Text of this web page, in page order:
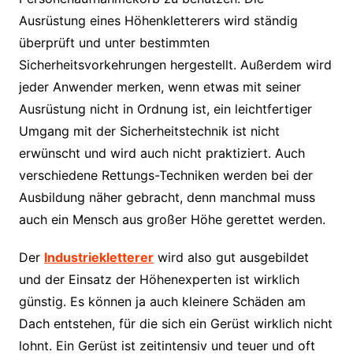
Ausrüstung eines Höhenkletterers wird ständig
überprüft und unter bestimmten
Sicherheitsvorkehrungen hergestellt. Außerdem wird
jeder Anwender merken, wenn etwas mit seiner
Ausrüstung nicht in Ordnung ist, ein leichtfertiger
Umgang mit der Sicherheitstechnik ist nicht
erwünscht und wird auch nicht praktiziert. Auch
verschiedene Rettungs-Techniken werden bei der
Ausbildung näher gebracht, denn manchmal muss
auch ein Mensch aus großer Höhe gerettet werden.
Der Industrieklettererwird also gut ausgebildet
und der Einsatz der Höhenexperten ist wirklich
günstig. Es können ja auch kleinere Schäden am
Dach entstehen, für die sich ein Gerüst wirklich nicht
lohnt. Ein Gerüst ist zeitintensiv und teuer und oft